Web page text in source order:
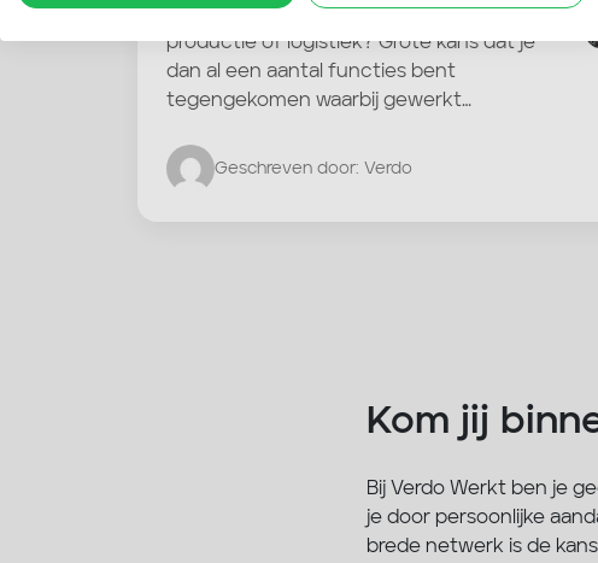
Ben jij op zoek naar een baan in de
productie of logistiek? Grote kans dat je
dan al een aantal functies bent
tegengekomen waarbij gewerkt…
Geschreven door: Verdo
Kom jij
Bij Verdo Werkt ben je
je door persoonlijke
brede netwerk is de